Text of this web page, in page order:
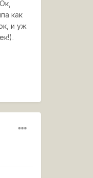
как
и уж